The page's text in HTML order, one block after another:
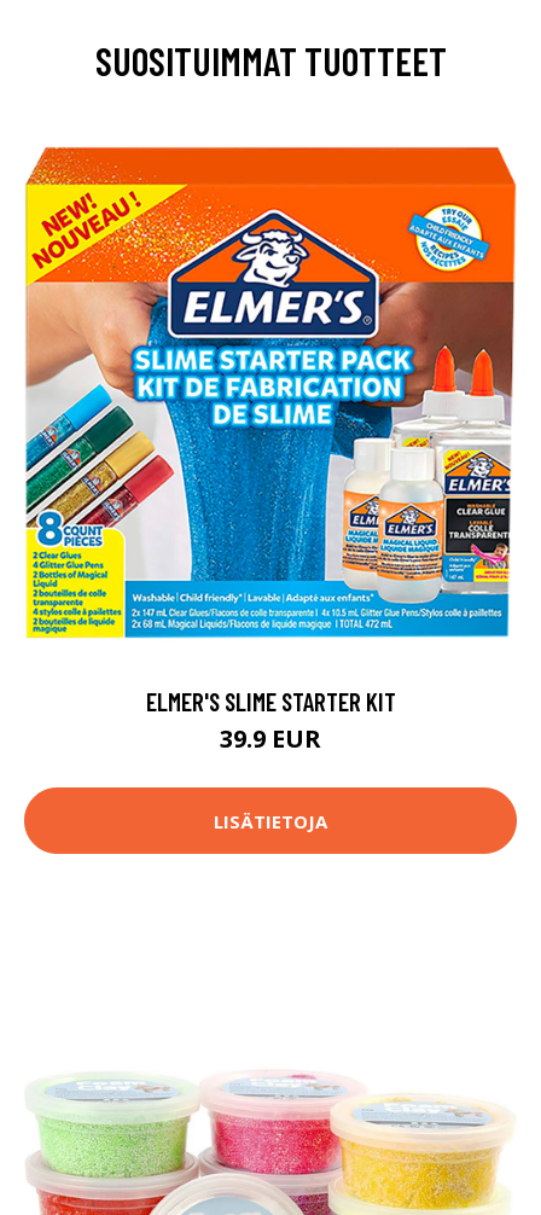
SUOSITUIMMAT TUOTTEET
ELMER'S SLIME STARTER KIT
39.9 EUR
LISÄTIETOJA